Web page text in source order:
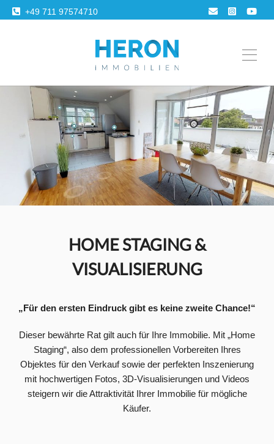
+49 711 97574710
HOME STAGING &
VISUALISIERUNG
„Für den ersten Eindruck gibt es keine zweite Chance!“
Dieser bewährte Rat gilt auch für Ihre Immobilie. Mit „Home
Staging“, also dem professionellen Vorbereiten Ihres
Objektes für den Verkauf sowie der perfekten Inszenierung
mit hochwertigen Fotos, 3D-Visualisierungen und Videos
steigern wir die Attraktivität Ihrer Immobilie für mögliche
Käufer.